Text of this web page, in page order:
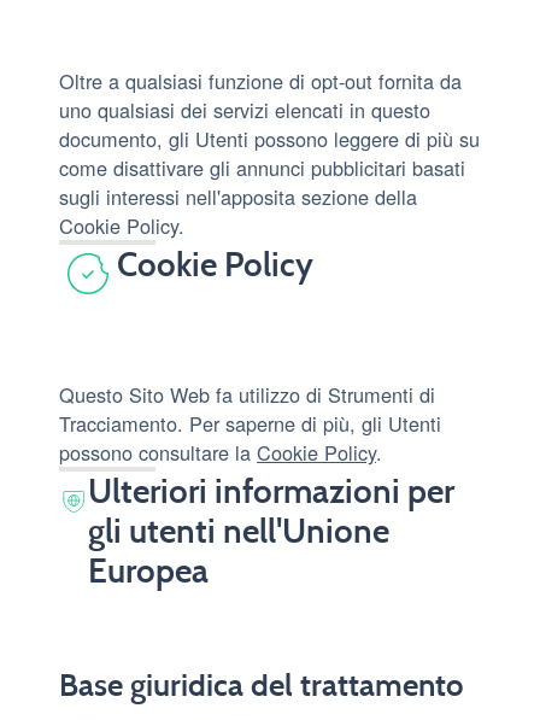
Oltre a qualsiasi funzione di opt-out fornita da
uno qualsiasi dei servizi elencati in questo
documento, gli Utenti possono leggere di più su
come disattivare gli annunci pubblicitari basati
sugli interessi nell'apposita sezione della
Cookie Policy.
Cookie Policy
Questo Sito Web fa utilizzo di Strumenti di
Tracciamento. Per saperne di più, gli Utenti
possono consultare la Cookie Policy.
Ulteriori informazioni per
gli utenti nell'Unione
Europea
Base giuridica del trattamento